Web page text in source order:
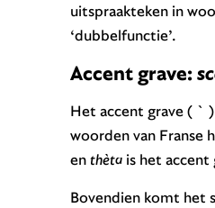
uitspraakteken in
‘dubbelfunctie’.
Accent grave:
Het accent grave ( `
woorden van Franse
enthètais het accent
Bovendien komt het